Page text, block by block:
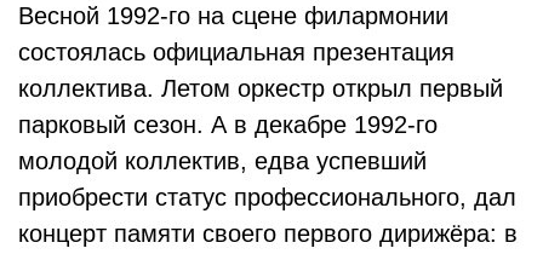
Весной 1992-го на сцене филармонии
состоялась официальная презентация
коллектива. Летом оркестр открыл первый
парковый сезон. А в декабре 1992-го
молодой коллектив, едва успевший
приобрести статус профессионального, дал
концерт памяти своего первого дирижёра: в